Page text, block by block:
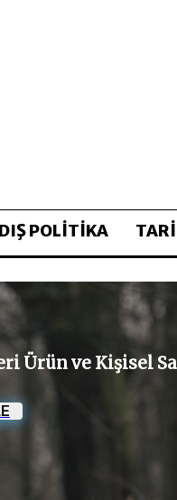
DIŞ POLİTİKA
Ürün ve Kişisel